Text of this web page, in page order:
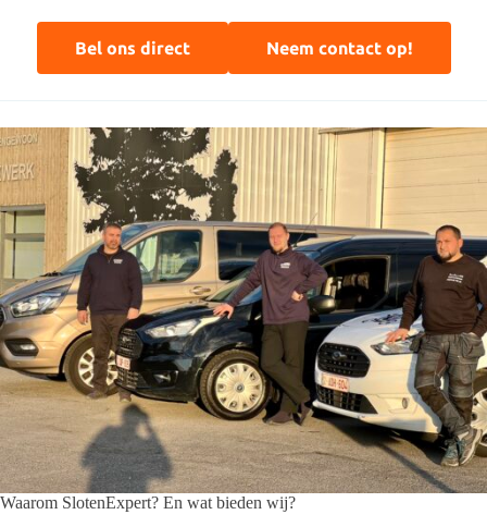
Bel ons direct Neem contact op!
Waarom SlotenExpert? En wat bieden wij?